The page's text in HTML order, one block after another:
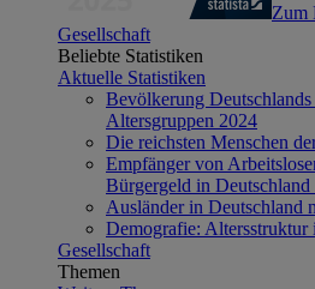
Zum
Gesellschaft
Beliebte Statistiken
Aktuelle Statistiken
Bevölkerung Deutschlands
Altersgruppen 2024
Die reichsten Menschen
Empfänger von
Bürgergeld in
Ausländer in Deutschland
Demografie: Altersstruktur
Gesellschaft
Themen